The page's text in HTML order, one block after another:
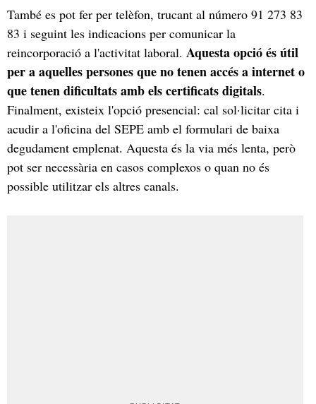
També es pot fer per telèfon, trucant al número 91 273 83
83 i seguint les indicacions per comunicar la
reincorporació a l'activitat laboral. Aquesta opció és útil
per a aquelles persones que no tenen accés a internet o
que tenen dificultats amb els certificats digitals.
Finalment, existeix l'opció presencial: cal sol·licitar cita i
acudir a l'oficina del SEPE amb el formulari de baixa
degudament emplenat. Aquesta és la via més lenta, però
pot ser necessària en casos complexos o quan no és
possible utilitzar els altres canals.